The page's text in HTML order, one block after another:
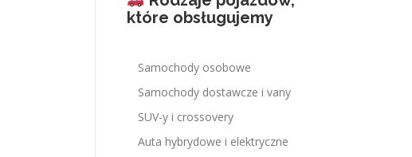
które obsługujemy
Samochody osobowe
Samochody dostawcze i vany
SUV-y i crossovery
Auta hybrydowe i elektryczne